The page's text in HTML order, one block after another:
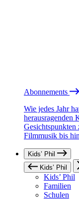
Abonnements
Wie jedes Jahr
herausragenden
Gesichtspunkten
Filmmusik bis
Kids’ Phil
Kids’ Phil
Kids’ Phil
Familien
Schulen